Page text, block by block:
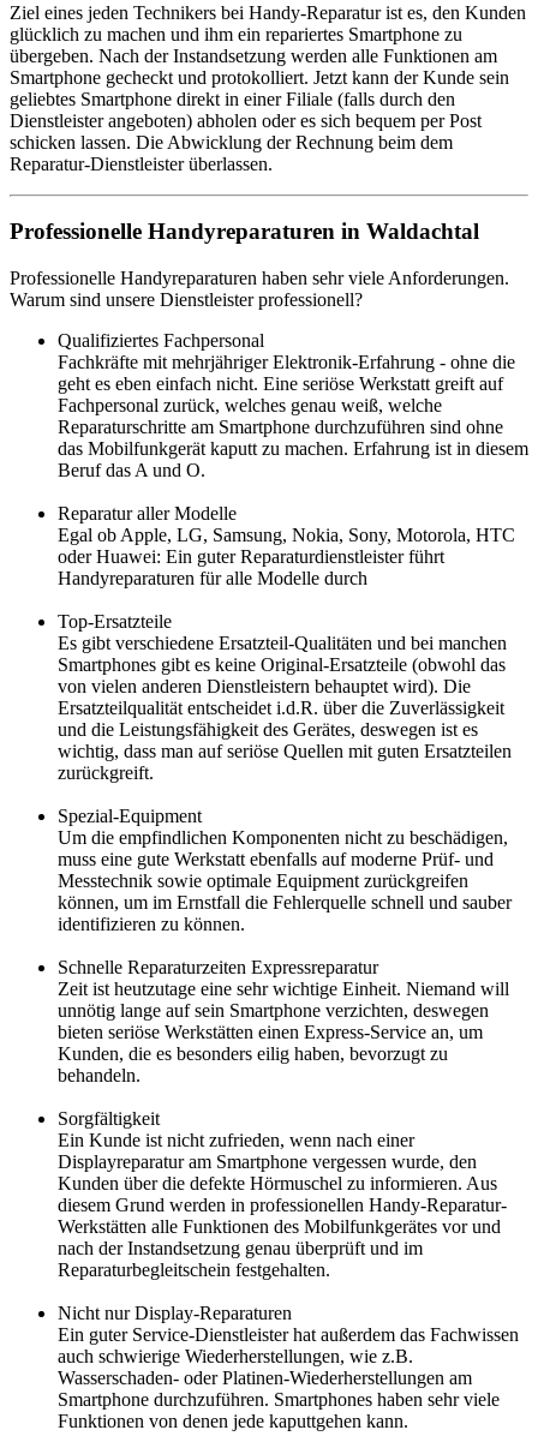
Ziel eines jeden Technikers bei Handy-Reparatur ist es, den Kunden
glücklich zu machen und ihm ein repariertes Smartphone zu
übergeben. Nach der Instandsetzung werden alle Funktionen am
Smartphone gecheckt und protokolliert. Jetzt kann der Kunde sein
geliebtes Smartphone direkt in einer Filiale (falls durch den
Dienstleister angeboten) abholen oder es sich bequem per Post
schicken lassen. Die Abwicklung der Rechnung beim dem
Reparatur-Dienstleister überlassen.
Professionelle Handyreparaturen in Waldachtal
Professionelle Handyreparaturen haben sehr viele Anforderungen.
Warum sind unsere Dienstleister professionell?
Qualifiziertes Fachpersonal
Fachkräfte mit mehrjähriger Elektronik-Erfahrung - ohne die
geht es eben einfach nicht. Eine seriöse Werkstatt greift auf
Fachpersonal zurück, welches genau weiß, welche
Reparaturschritte am Smartphone durchzuführen sind ohne
das Mobilfunkgerät kaputt zu machen. Erfahrung ist in diesem
Beruf das A und O.
Reparatur aller Modelle
Egal ob Apple, LG, Samsung, Nokia, Sony, Motorola, HTC
oder Huawei: Ein guter Reparaturdienstleister führt
Handyreparaturen für alle Modelle durch
Top-Ersatzteile
Es gibt verschiedene Ersatzteil-Qualitäten und bei manchen
Smartphones gibt es keine Original-Ersatzteile (obwohl das
von vielen anderen Dienstleistern behauptet wird). Die
Ersatzteilqualität entscheidet i.d.R. über die Zuverlässigkeit
und die Leistungsfähigkeit des Gerätes, deswegen ist es
wichtig, dass man auf seriöse Quellen mit guten Ersatzteilen
zurückgreift.
Spezial-Equipment
Um die empfindlichen Komponenten nicht zu beschädigen,
muss eine gute Werkstatt ebenfalls auf moderne Prüf- und
Messtechnik sowie optimale Equipment zurückgreifen
können, um im Ernstfall die Fehlerquelle schnell und sauber
identifizieren zu können.
Schnelle Reparaturzeiten Expressreparatur
Zeit ist heutzutage eine sehr wichtige Einheit. Niemand will
unnötig lange auf sein Smartphone verzichten, deswegen
bieten seriöse Werkstätten einen Express-Service an, um
Kunden, die es besonders eilig haben, bevorzugt zu
behandeln.
Sorgfältigkeit
Ein Kunde ist nicht zufrieden, wenn nach einer
Displayreparatur am Smartphone vergessen wurde, den
Kunden über die defekte Hörmuschel zu informieren. Aus
diesem Grund werden in professionellen Handy-Reparatur-
Werkstätten alle Funktionen des Mobilfunkgerätes vor und
nach der Instandsetzung genau überprüft und im
Reparaturbegleitschein festgehalten.
Nicht nur Display-Reparaturen
Ein guter Service-Dienstleister hat außerdem das Fachwissen
auch schwierige Wiederherstellungen, wie z.B.
Wasserschaden- oder Platinen-Wiederherstellungen am
Smartphone durchzuführen. Smartphones haben sehr viele
Funktionen von denen jede kaputtgehen kann.